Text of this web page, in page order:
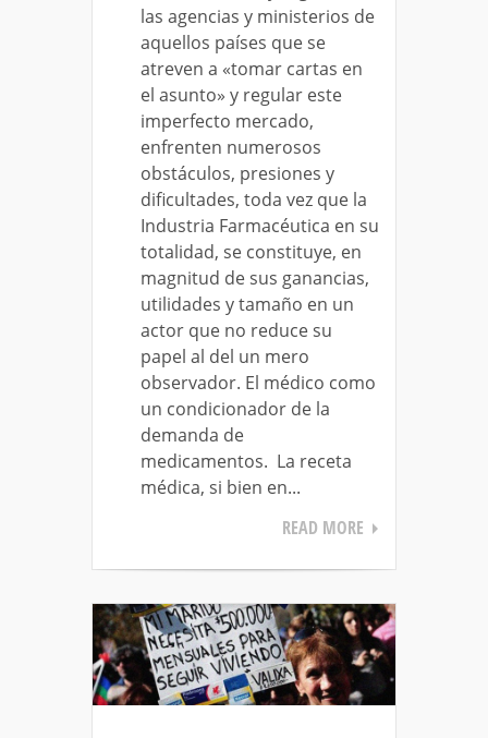
las agencias y ministerios de
aquellos países que se
atreven a «tomar cartas en
el asunto» y regular este
imperfecto mercado,
enfrenten numerosos
obstáculos, presiones y
dificultades, toda vez que la
Industria Farmacéutica en su
totalidad, se constituye, en
magnitud de sus ganancias,
utilidades y tamaño en un
actor que no reduce su
papel al del un mero
observador. El médico como
un condicionador de la
demanda de
medicamentos. La receta
médica, si bien en...
READ MORE